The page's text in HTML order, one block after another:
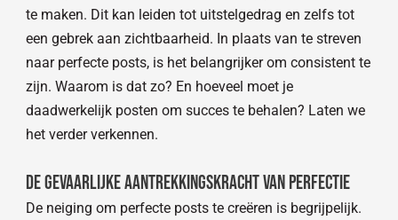
te maken. Dit kan leiden tot uitstelgedrag en zelfs tot
een gebrek aan zichtbaarheid. In plaats van te streven
naar perfecte posts, is het belangrijker om consistent te
zijn. Waarom is dat zo? En hoeveel moet je
daadwerkelijk posten om succes te behalen? Laten we
het verder verkennen.
De gevaarlijke aantrekkingskracht van perfectie
De neiging om perfecte posts te creëren is begrijpelijk.